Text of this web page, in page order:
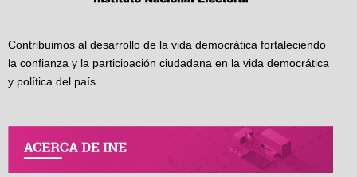
Contribuimos al desarrollo de la vida democrática fortaleciendo
la confianza y la participación ciudadana en la vida democrática
y política del país.